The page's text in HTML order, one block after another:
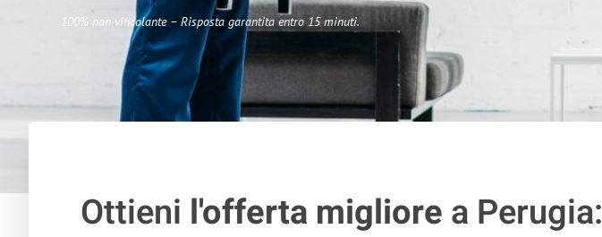
100% non vincolante – Risposta garantita entro 15 minuti.
Ottieni l'offerta migliorea Perugia: